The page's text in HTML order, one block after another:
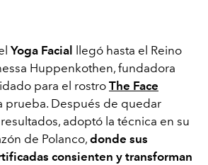
Yoga Facial
llegó hasta el Reino
Huppenkothen, fundadora
para el rostro The Face
prueba. Después de quedar
adoptó la técnica en su
de Polanco, donde sus
consienten y transforman